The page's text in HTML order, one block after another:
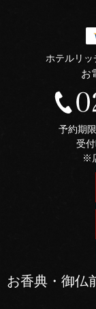
ホテルリッ
お
予約期
受
※
お香典・御仏